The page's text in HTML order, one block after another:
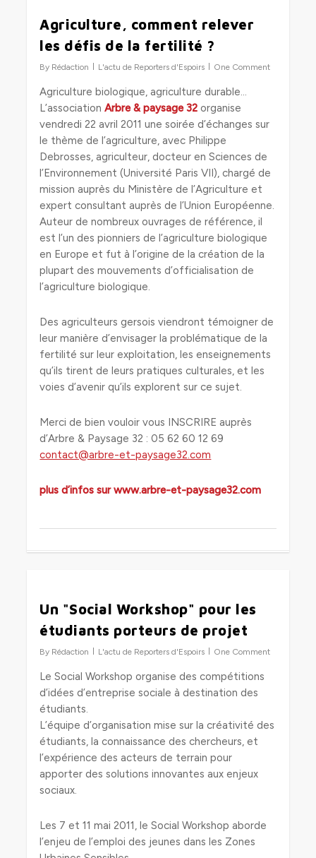
Agriculture, comment relever
les défis de la fertilité ?
By Rédaction L'actu de Reporters d'Espoirs One Comment
Agriculture biologique, agriculture durable…
L’associationArbre & paysage 32 organise
vendredi 22 avril 2011 une soirée d’échanges sur
le thème de l’agriculture, avec Philippe
Debrosses, agriculteur, docteur en Sciences de
l’Environnement (Université Paris VII), chargé de
mission auprès du Ministère de l’Agriculture et
expert consultant auprès de l’Union Européenne.
Auteur de nombreux ouvrages de référence, il
est l’un des pionniers de l’agriculture biologique
en Europe et fut à l’origine de la création de la
plupart des mouvements d’officialisation de
l’agriculture biologique.
Des agriculteurs gersois viendront témoigner de
leur manière d’envisager la problématique de la
fertilité sur leur exploitation, les enseignements
qu’ils tirent de leurs pratiques culturales, et les
voies d’avenir qu’ils explorent sur ce sujet.
Merci de bien vouloir vous INSCRIRE auprès
d’Arbre & Paysage 32 : 05 62 60 12 69
contact@arbre-et-paysage32.com
plus d’infos sur www.arbre-et-paysage32.com
Un "Social Workshop" pour les
étudiants porteurs de projet
By Rédaction L'actu de Reporters d'Espoirs One Comment
Le Social Workshop organise des compétitions
d’idées d’entreprise sociale à destination des
étudiants.
L’équipe d’organisation mise sur la créativité des
étudiants, la connaissance des chercheurs, et
l’expérience des acteurs de terrain pour
apporter des solutions innovantes aux enjeux
sociaux.
Les 7 et 11 mai 2011, le Social Workshop aborde
l’enjeu de l’emploi des jeunes dans les Zones